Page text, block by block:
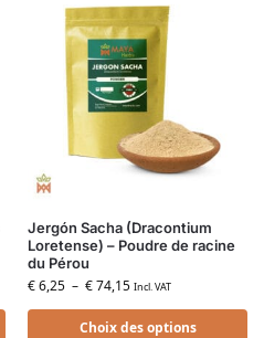
Jergón Sacha (Dracontium
Loretense) – Poudre de racine
du Pérou
€6,25 – €74,15 Incl. VAT
Choix des options